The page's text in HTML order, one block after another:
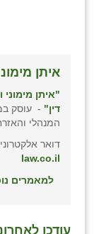
איתן
"איתן
דין" - עוסק
המנהלי
דואר
law.co.il
למאמרים
עודכן
עין תמר
עמרים
קורנית
קלחים